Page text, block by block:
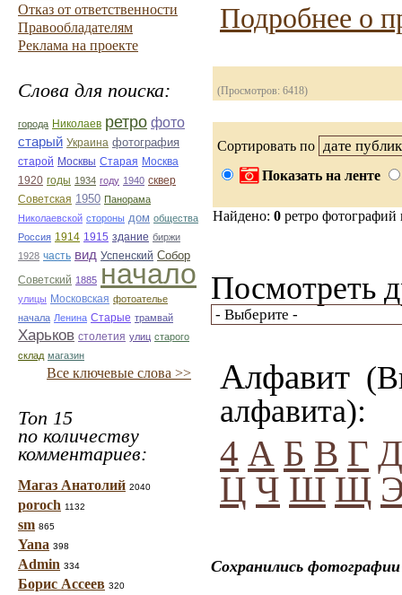
Отказ от ответственности
Правообладателям
Реклама на проекте
Слова для поиска:
города Николаев ретро фото
старый Украина фотография
старой Москвы Старая Москва
1920 годы 1934 году 1940 сквер
Советская 1950 Панорама
Николаевской стороны дом общества
Россия 1914 1915 здание биржи
1928 часть вид Успенский Собор
Советский 1885 начало
улицы Московская фотоателье
начала Ленина Старые трамвай
Харьков столетия улиц старого
склад магазин
Все ключевые слова >>
Топ 15
по количеству
комментариев:
Магаз Анатолий 2040
poroch 1132
sm 865
Yana 398
Admin 334
Борис Ассеев 320
Подробнее о
(Просмотров: 6418)
Сортировать по
Показать на ленте
Найдено: 0 ретро
Посмотреть
Алфавит
алфавита):
4 А Б В Г Д
Ц Ч Ш Щ
Сохранились